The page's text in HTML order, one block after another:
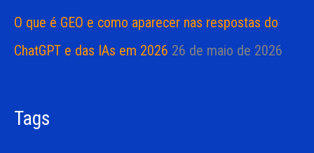
O que é GEO e como aparecer nas respostas do
ChatGPT e das IAs em 2026 26 de maio de 2026
Tags